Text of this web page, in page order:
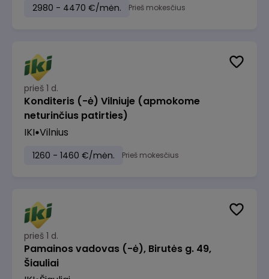
2980 - 4470 €/mėn. Prieš mokesčius
prieš 1 d.
Konditeris (-ė) Vilniuje (apmokome
neturinčius patirties)
IKI Vilnius
1260 - 1460 €/mėn. Prieš mokesčius
prieš 1 d.
Pamainos vadovas (-ė), Birutės g. 49,
Šiauliai